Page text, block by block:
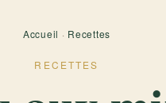
Accueil · Recettes
RECETTES